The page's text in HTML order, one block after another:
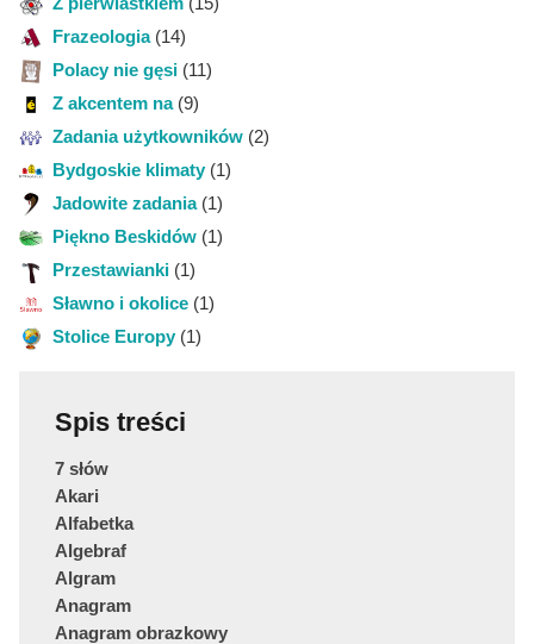
Frazeologia(14)
Polacy nie gęsi (11)
Z akcentem na(9)
Zadania użytkowników (2)
Bydgoskie klimaty (1)
Jadowite zadania(1)
Piękno Beskidów (1)
Przestawianki (1)
Sławno i okolice (1)
Stolice Europy (1)
Spis treści
7 słów
Akari
Alfabetka
Algebraf
Algram
Anagram
Anagram obrazkowy